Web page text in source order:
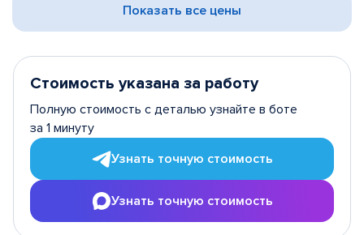
Показать все цены
Стоимость указана за работу
Полную стоимость с деталью узнайте в боте
за 1 минуту
Узнать точную стоимость
Узнать точную стоимость